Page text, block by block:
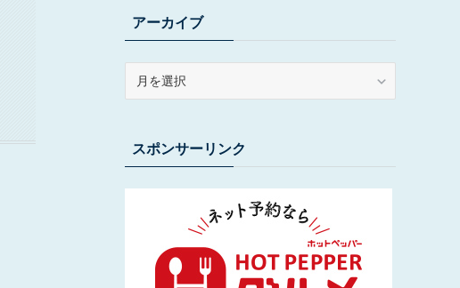
ーアーカイブ
ブスポンサーリンク